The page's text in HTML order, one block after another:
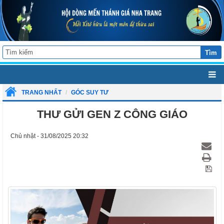
Tìm
TRANG NHẤT GÓC SUY TƯ
THƯ GỬI GEN Z CÔNG GIÁO
Chủ nhật - 31/08/2025 20:32